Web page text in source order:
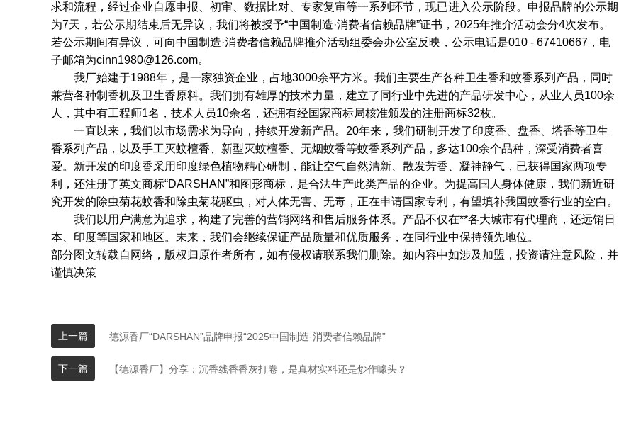
求和流程，经过企业自愿申报、初审、数据比对、专家复审等一系列环节，现已进入公示阶段。申报品牌的公示期
为7天，若公示期结束后无异议，我们将被授予“中国制造·消费者信赖品牌”证书，2025年推介活动会分4次发布。
若公示期间有异议，可向中国制造·消费者信赖品牌推介活动组委会办公室反映，公示电话是010 - 67410667，电
子邮箱为cinn1980@126.com。
我厂始建于1988年，是一家独资企业，占地3000余平方米。我们主要生产各种卫生香和蚊香系列产品，同时
兼营各种制香机及卫生香原料。我们拥有雄厚的技术力量，建立了同行业中先进的产品研发中心，从业人员100余
人，其中有工程师1名，技术人员10余名，还拥有经国家商标局核准颁发的注册商标32枚。
一直以来，我们以市场需求为导向，持续开发新产品。20年来，我们研制开发了印度香、盘香、塔香等卫生
香系列产品，以及手工灭蚊檀香、新型灭蚊檀香、无烟蚊香等蚊香系列产品，多达100余个品种，深受消费者喜
爱。新开发的印度香采用印度绿色植物精心研制，能让空气自然清新、散发芳香、凝神静气，已获得国家两项专
利，还注册了英文商标“DARSHAN”和图形商标，是合法生产此类产品的企业。为提高国人身体健康，我们新近研
究开发的除虫菊花蚊香和除虫菊花驱虫，对人体无害、无毒，正在申请国家专利，有望填补我国蚊香行业的空白。
我们以用户满意为追求，构建了完善的营销网络和售后服务体系。产品不仅在**各大城市有代理商，还远销日
本、印度等国家和地区。未来，我们会继续保证产品质量和优质服务，在同行业中保持领先地位。
部分图文转载自网络，版权归原作者所有，如有侵权请联系我们删除。如内容中如涉及加盟，投资请注意风险，并
谨慎决策
上一篇 德源香厂“DARSHAN”品牌申报“2025中国制造·消费者信赖品牌”
下一篇 【德源香厂】分享：沉香线香香灰打卷，是真材实料还是炒作噱头？